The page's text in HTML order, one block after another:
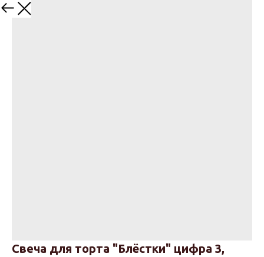
Назад
Свеча для торта "Блёстки" цифра 3,